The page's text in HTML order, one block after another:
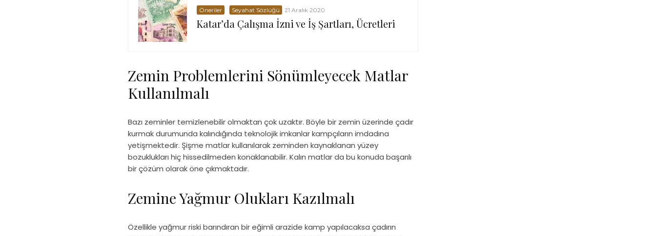
Öneriler Seyahat Sözlüğü 21 Aralık 2020
Katar’da Çalışma İzni ve İş Şartları, Ücretleri
Zemin Problemlerini Sönümleyecek Matlar
Kullanılmalı
Bazı zeminler temizlenebilir olmaktan çok uzaktır. Böyle bir zemin üzerinde çadır
kurmak durumunda kalındığında teknolojik imkanlar kampçıların imdadına
yetişmektedir. Şişme matlar kullanılarak zeminden kaynaklanan yüzey
bozuklukları hiç hissedilmeden konaklanabilir. Kalın matlar da bu konuda başarılı
bir çözüm olarak öne çıkmaktadır.
Zemine Yağmur Olukları Kazılmalı
Özellikle yağmur riski barındıran bir eğimli arazide kamp yapılacaksa çadırın